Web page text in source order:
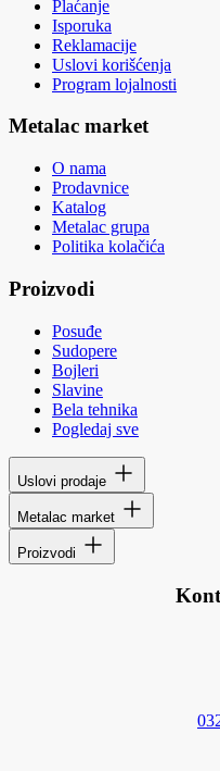
Plaćanje
Isporuka
Reklamacije
Uslovi korišćenja
Program lojalnosti
Metalac market
O nama
Prodavnice
Katalog
Metalac grupa
Politika kolačića
Proizvodi
Posuđe
Sudopere
Bojleri
Slavine
Bela tehnika
Pogledaj sve
Uslovi prodaje
Metalac market
Proizvodi